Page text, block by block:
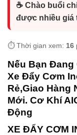
☕ Chào buổi
được nhiều giá
⏱️ Thời gian xem: 16
Nếu Bạn Đang
Xe Đẩy Cơm
Rẻ,Giao Hàng
Mới. Cơ Khí
Động
XE ĐẨY CƠM